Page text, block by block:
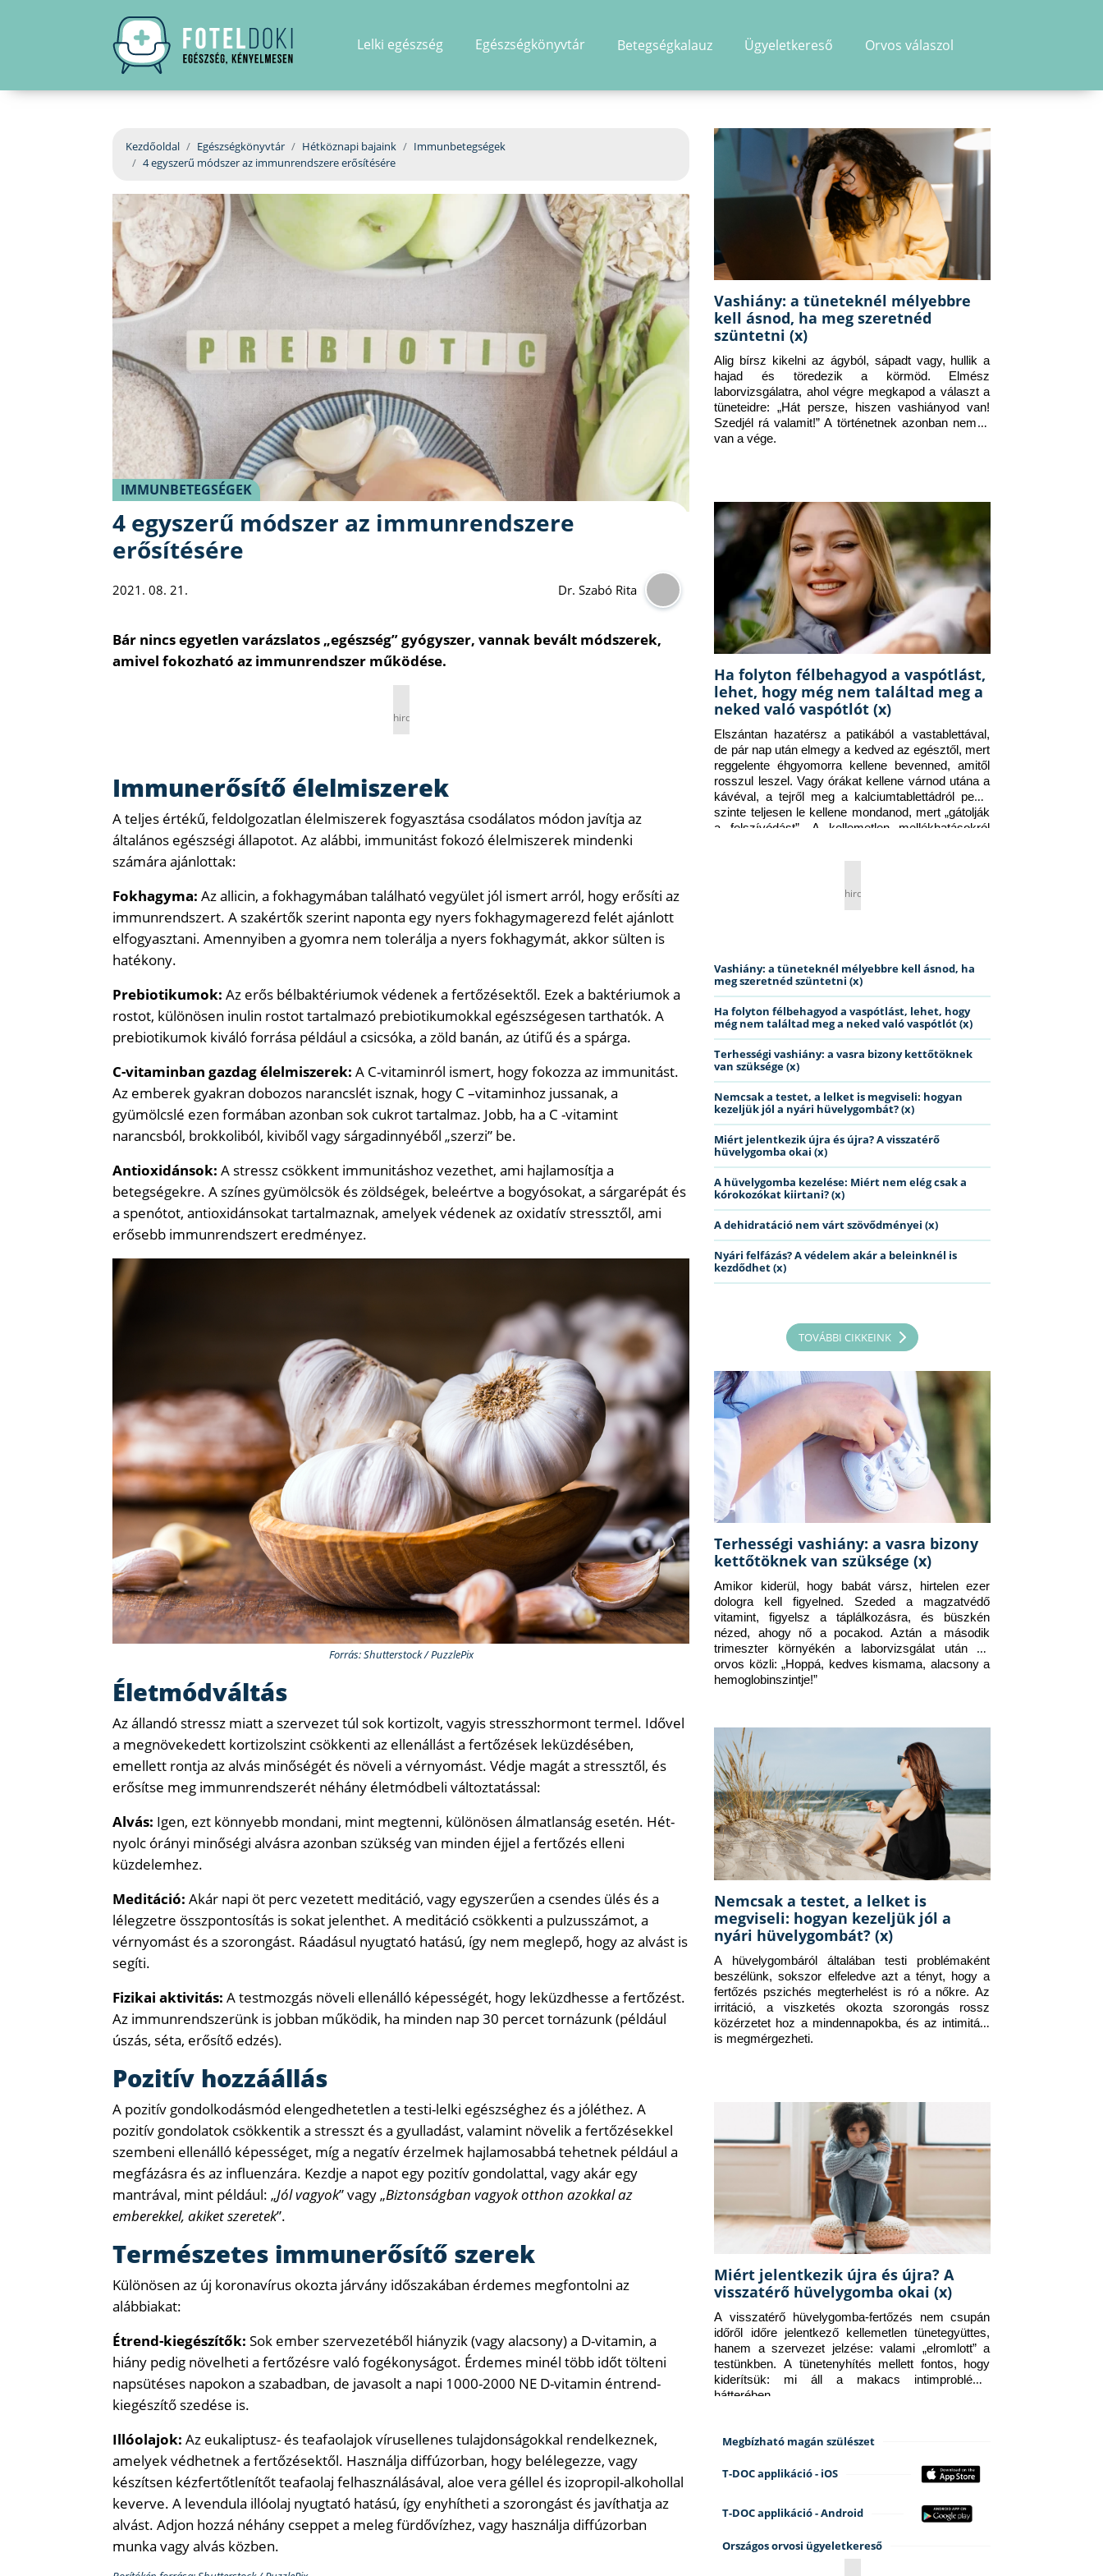
Lelki egészség Egészségkönyvtár Betegségkalauz Ügyeletkereső Orvos válaszol
Kezdőoldal Egészségkönyvtár Hétköznapi bajaink
Immunbetegségek
4 egyszerű módszer az immunrendszere erősítésére
IMMUNBETEGSÉGEK
4 egyszerű módszer az immunrendszere
erősítésére
2021. 08. 21. Dr. Szabó Rita
Bár nincs egyetlen varázslatos „egészség” gyógyszer, vannak bevált módszerek,
amivel fokozható az immunrendszer működése.
hirdetés
Immunerősítő élelmiszerek
A teljes értékű, feldolgozatlan élelmiszerek fogyasztása csodálatos módon javítja az
általános egészségi állapotot. Az alábbi, immunitást fokozó élelmiszerek mindenki
számára ajánlottak:
Fokhagyma: Az allicin, a fokhagymában található vegyület jól ismert arról, hogy erősíti az
immunrendszert. A szakértők szerint naponta egy nyers fokhagymagerezd felét ajánlott
elfogyasztani. Amennyiben a gyomra nem tolerálja a nyers fokhagymát, akkor sülten is
hatékony.
Prebiotikumok: Az erős bélbaktériumok védenek a fertőzésektől. Ezek a baktériumok a
rostot, különösen inulin rostot tartalmazó prebiotikumokkal egészségesen tarthatók. A
prebiotikumok kiváló forrása például a csicsóka, a zöld banán, az útifű és a spárga.
C-vitaminban gazdag élelmiszerek: A C-vitaminról ismert, hogy fokozza az immunitást.
Az emberek gyakran dobozos narancslét isznak, hogy C –vitaminhoz jussanak, a
gyümölcslé ezen formában azonban sok cukrot tartalmaz. Jobb, ha a C -vitamint
narancsból, brokkoliból, kiviből vagy sárgadinnyéből „szerzi” be.
Antioxidánsok: A stressz csökkent immunitáshoz vezethet, ami hajlamosítja a
betegségekre. A színes gyümölcsök és zöldségek, beleértve a bogyósokat, a sárgarépát és
a spenótot, antioxidánsokat tartalmaznak, amelyek védenek az oxidatív stressztől, ami
erősebb immunrendszert eredményez.
Forrás: Shutterstock / PuzzlePix
Életmódváltás
Az állandó stressz miatt a szervezet túl sok kortizolt, vagyis stresszhormont termel. Idővel
a megnövekedett kortizolszint csökkenti az ellenállást a fertőzések leküzdésében,
emellett rontja az alvás minőségét és növeli a vérnyomást. Védje magát a stressztől, és
erősítse meg immunrendszerét néhány életmódbeli változtatással:
Alvás: Igen, ezt könnyebb mondani, mint megtenni, különösen álmatlanság esetén. Hét-
nyolc órányi minőségi alvásra azonban szükség van minden éjjel a fertőzés elleni
küzdelemhez.
Meditáció: Akár napi öt perc vezetett meditáció, vagy egyszerűen a csendes ülés és a
lélegzetre összpontosítás is sokat jelenthet. A meditáció csökkenti a pulzusszámot, a
vérnyomást és a szorongást. Ráadásul nyugtató hatású, így nem meglepő, hogy az alvást is
segíti.
Fizikai aktivitás: A testmozgás növeli ellenálló képességét, hogy leküzdhesse a fertőzést.
Az immunrendszerünk is jobban működik, ha minden nap 30 percet tornázunk (például
úszás, séta, erősítő edzés).
Pozitív hozzáállás
A pozitív gondolkodásmód elengedhetetlen a testi-lelki egészséghez és a jóléthez. A
pozitív gondolatok csökkentik a stresszt és a gyulladást, valamint növelik a fertőzésekkel
szembeni ellenálló képességet, míg a negatív érzelmek hajlamosabbá tehetnek például a
megfázásra és az influenzára. Kezdje a napot egy pozitív gondolattal, vagy akár egy
mantrával, mint például: „Jól vagyok” vagy „Biztonságban vagyok otthon azokkal az
emberekkel, akiket szeretek”.
Természetes immunerősítő szerek
Különösen az új koronavírus okozta járvány időszakában érdemes megfontolni az
alábbiakat:
Étrend-kiegészítők: Sok ember szervezetéből hiányzik (vagy alacsony) a D-vitamin, a
hiány pedig növelheti a fertőzésre való fogékonyságot. Érdemes minél több időt tölteni
napsütéses napokon a szabadban, de javasolt a napi 1000-2000 NE D-vitamin éntrend-
kiegészítő szedése is.
Illóolajok: Az eukaliptusz- és teafaolajok vírusellenes tulajdonságokkal rendelkeznek,
amelyek védhetnek a fertőzésektől. Használja diffúzorban, hogy belélegezze, vagy
készítsen kézfertőtlenítőt teafaolaj felhasználásával, aloe vera géllel és izopropil-alkohollal
keverve. A levendula illóolaj nyugtató hatású, így enyhítheti a szorongást és javíthatja az
alvást. Adjon hozzá néhány cseppet a meleg fürdővízhez, vagy használja diffúzorban
munka vagy alvás közben.
Vashiány: a tüneteknél mélyebbre
kell ásnod, ha meg szeretnéd
szüntetni (x)
Alig bírsz kikelni az ágyból, sápadt vagy, hullik a
hajad és töredezik a körmöd. Elmész
laborvizsgálatra, ahol végre megkapod a választ a
tüneteidre: „Hát persze, hiszen vashiányod van!
Szedjél rá valamit!” A történetnek azonban nem itt
van a vége.
Ha folyton félbehagyod a vaspótlást,
lehet, hogy még nem találtad meg a
neked való vaspótlót (x)
Elszántan hazatérsz a patikából a vastablettával,
de pár nap után elmegy a kedved az egésztől, mert
reggelente éhgyomorra kellene bevenned, amitől
rosszul leszel. Vagy órákat kellene várnod utána a
kávéval, a tejről meg a kalciumtablettádról pedig
szinte teljesen le kellene mondanod, mert „gátolják
a felszívódást”. A kellemetlen mellékhatásokról
hirdetés
Vashiány: a tüneteknél mélyebbre kell ásnod, ha
meg szeretnéd szüntetni (x)
Ha folyton félbehagyod a vaspótlást, lehet, hogy
még nem találtad meg a neked való vaspótlót (x)
Terhességi vashiány: a vasra bizony kettőtöknek
van szüksége (x)
Nemcsak a testet, a lelket is megviseli: hogyan
kezeljük jól a nyári hüvelygombát? (x)
Miért jelentkezik újra és újra? A visszatérő
hüvelygomba okai (x)
A hüvelygomba kezelése: Miért nem elég csak a
kórokozókat kiirtani? (x)
A dehidratáció nem várt szövődményei (x)
Nyári felfázás? A védelem akár a beleinknél is
kezdődhet (x)
TOVÁBBI CIKKEINK
Terhességi vashiány: a vasra bizony
kettőtöknek van szüksége (x)
Amikor kiderül, hogy babát vársz, hirtelen ezer
dologra kell figyelned. Szeded a magzatvédő
vitamint, figyelsz a táplálkozásra, és büszkén
nézed, ahogy nő a pocakod. Aztán a második
trimeszter környékén a laborvizsgálat után az
orvos közli: „Hoppá, kedves kismama, alacsony a
hemoglobinszintje!”
Nemcsak a testet, a lelket is
megviseli: hogyan kezeljük jól a
nyári hüvelygombát? (x)
A hüvelygombáról általában testi problémaként
beszélünk, sokszor elfeledve azt a tényt, hogy a
fertőzés pszichés megterhelést is ró a nőkre. Az
irritáció, a viszketés okozta szorongás rossz
közérzetet hoz a mindennapokba, és az intimitást
is megmérgezheti.
Miért jelentkezik újra és újra? A
visszatérő hüvelygomba okai (x)
A visszatérő hüvelygomba-fertőzés nem csupán
időről időre jelentkező kellemetlen tünetegyüttes,
hanem a szervezet jelzése: valami „elromlott” a
testünkben. A tünetenyhítés mellett fontos, hogy
kiderítsük: mi áll a makacs intimprobléma
hátterében.
Megbízható magán szülészet
T-DOC applikáció - iOS
T-DOC applikáció - Android
Országos orvosi ügyeletkereső